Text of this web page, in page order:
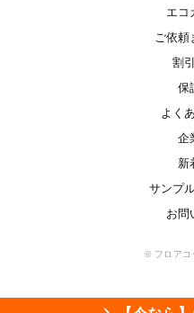
エコ
ご依頼
割
保
よく
企
新
サンプ
お問
© フロアコ